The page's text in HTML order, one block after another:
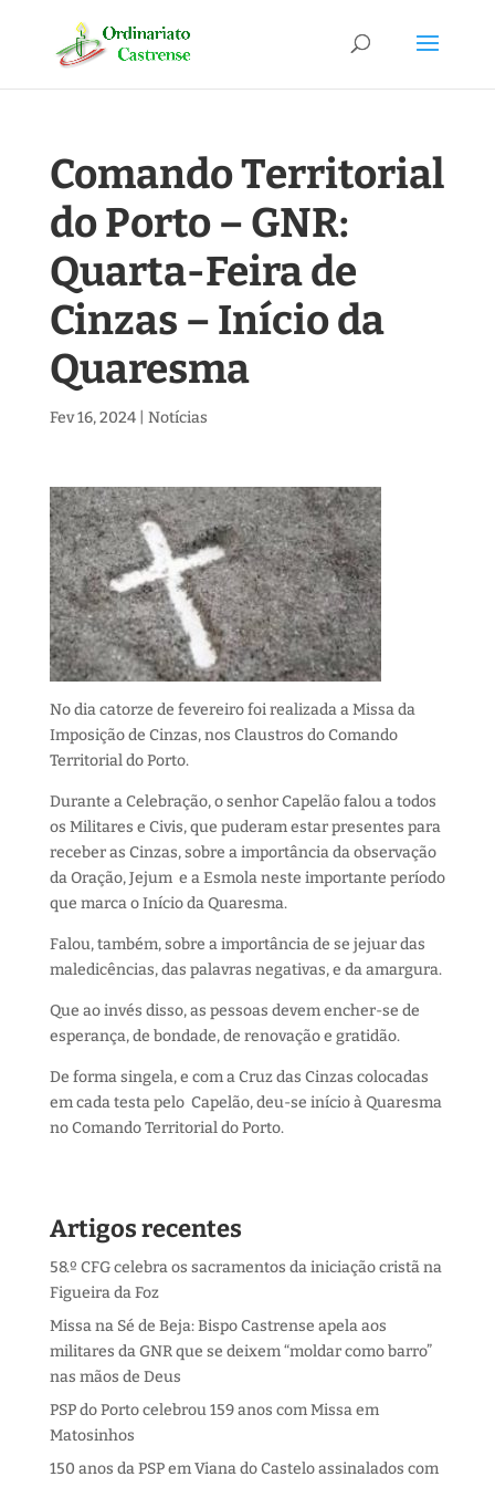
Comando Territorial
do Porto – GNR:
Quarta-Feira de
Cinzas – Início da
Quaresma
Fev 16, 2024| Notícias
No dia catorze de fevereiro foi realizada a Missa da
Imposição de Cinzas, nos Claustros do Comando
Territorial do Porto.
Durante a Celebração, o senhor Capelão falou a todos
os Militares e Civis, que puderam estar presentes para
receber as Cinzas, sobre a importância da observação
da Oração, Jejum e a Esmola neste importante período
que marca o Início da Quaresma.
Falou, também, sobre a importância de se jejuar das
maledicências, das palavras negativas, e da amargura.
Que ao invés disso, as pessoas devem encher-se de
esperança, de bondade, de renovação e gratidão.
De forma singela, e com a Cruz das Cinzas colocadas
em cada testa pelo Capelão, deu-se início à Quaresma
no Comando Territorial do Porto.
Artigos recentes
58.º CFG celebra os sacramentos da iniciação cristã na
Figueira da Foz
Missa na Sé de Beja: Bispo Castrense apela aos
militares da GNR que se deixem “moldar como barro”
nas mãos de Deus
PSP do Porto celebrou 159 anos com Missa em
Matosinhos
150 anos da PSP em Viana do Castelo assinalados com